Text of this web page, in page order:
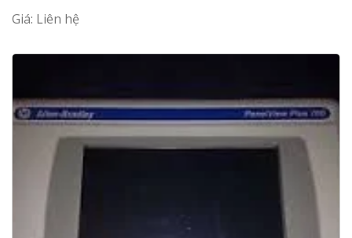
Giá: Liên hệ